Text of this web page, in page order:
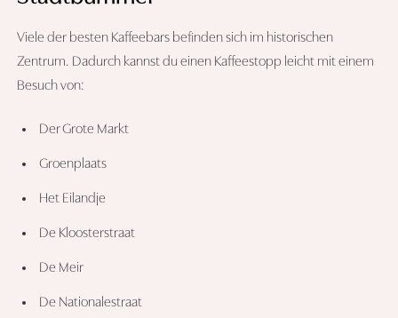
Viele der besten Kaffeebars befinden sich im historischen
Zentrum. Dadurch kannst du einen Kaffeestopp leicht mit einem
Besuch von:
Der Grote Markt
Groenplaats
Het Eilandje
De Kloosterstraat
De Meir
De Nationalestraat